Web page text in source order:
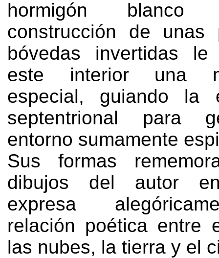
hormigón
construcción de unas
bóvedas invertidas
este interior una
especial, guiando la
septentrional para
entorno sumamente
Sus formas
dibujos del autor
expresa
relación poética entre
las nubes, la tierra y el